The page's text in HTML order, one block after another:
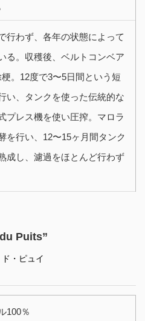
行わず、各年の状態によって
る。収穫後、ベルトコンベア
。12度で3〜5日間という短
い、タンクを使った伝統的な
プレス機を使い圧搾。マロラ
を行い、12〜15ヶ月間タンク
成し、濾過をほとんど行わず
du Puits”
ド・ピュイ
100％